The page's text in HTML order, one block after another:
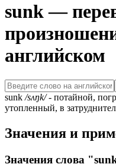
sunk —
английском
sunk /sʌŋk/- потайной,
утопленный, в
Значения и
Значения слова